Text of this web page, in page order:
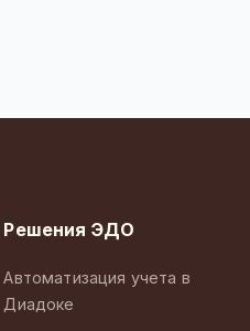
Решения ЭДО
Автоматизация учета в
Диадоке